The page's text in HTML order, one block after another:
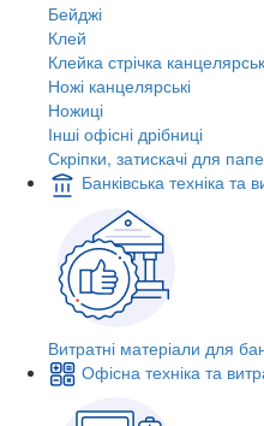
Бейджі
Клей
Клейка стрічка
Ножі канцелярські
Ножиці
Інші офісні дрібниці
Скріпки, затискачі для
Банківська техніка та
Витратні матеріали для
Офісна техніка та